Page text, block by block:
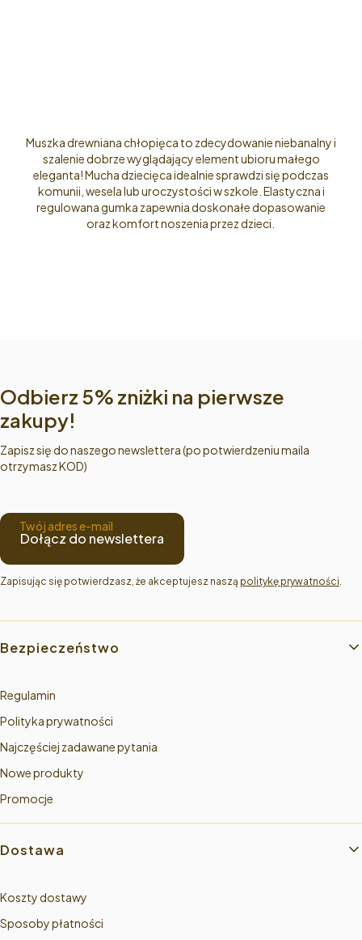
Muszka drewniana chłopięca to zdecydowanie niebanalny i
szalenie dobrze wyglądający element ubioru małego
eleganta! Mucha dziecięca idealnie sprawdzi się podczas
komunii, wesela lub uroczystości w szkole. Elastyczna i
regulowana gumka zapewnia doskonałe dopasowanie
oraz komfort noszenia przez dzieci.
Odbierz 5% zniżki na pierwsze
zakupy!
Zapisz się do naszego newslettera (po potwierdzeniu maila
otrzymasz KOD)
Twój adres e-mail
Dołącz do newslettera
Zapisując się potwierdzasz, że akceptujesz naszą politykę prywatności
Linki w stopce
Bezpieczeństwo
Regulamin
Polityka prywatności
Najczęściej zadawane pytania
Nowe produkty
Promocje
Dostawa
Koszty dostawy
Sposoby płatności